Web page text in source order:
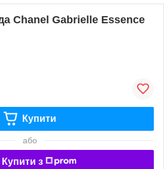
Chanel Gabrielle Essence
Купити
або
Купити з